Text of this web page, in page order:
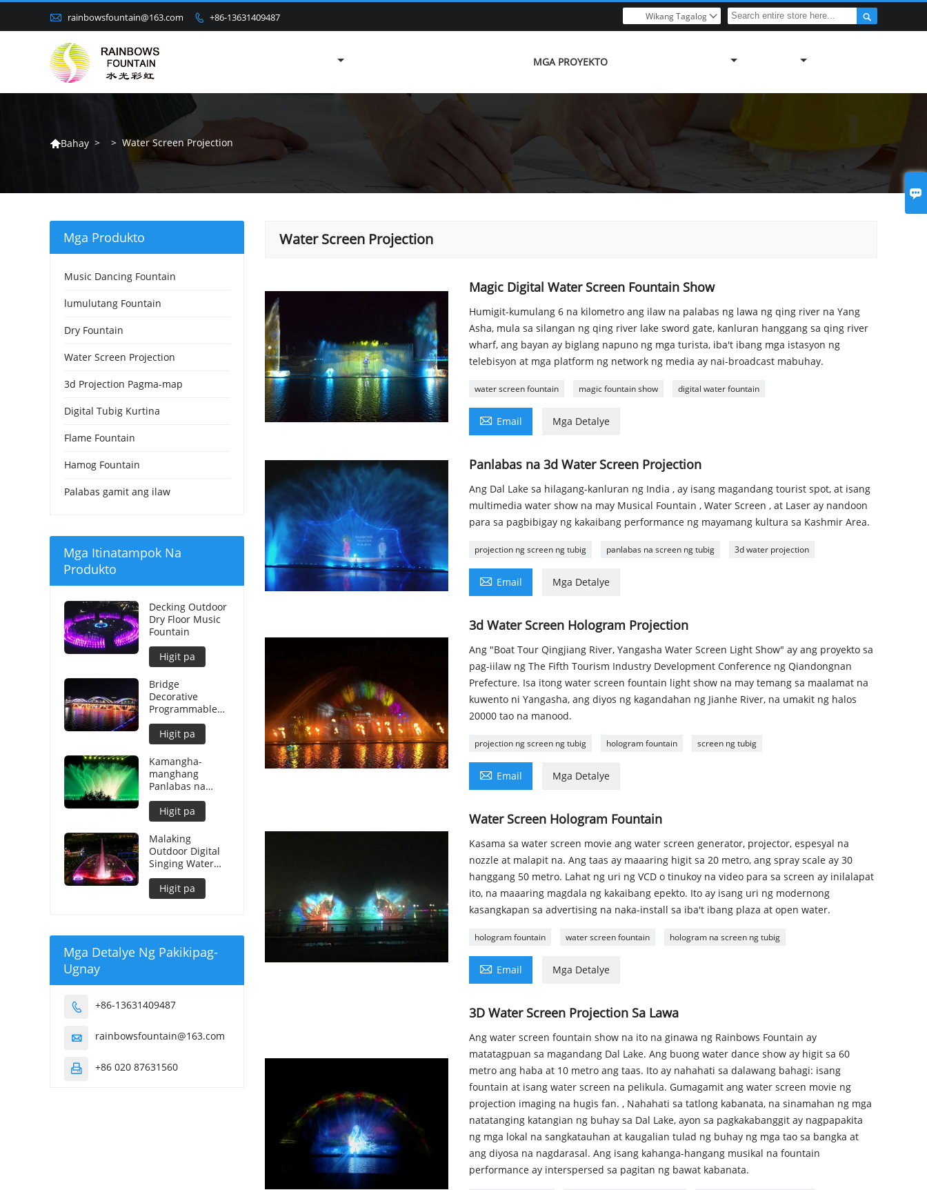

 rainbowsfountain@163.com  +86-13631409487 
Wikang Tagalog 
MGA PROYEKTO
Bahay > > Water Screen Projection
Water Screen Projection
Magic Digital Water Screen Fountain Show
Humigit-kumulang 6 na kilometro ang ilaw na palabas ng lawa ng qing river na Yang
Asha, mula sa silangan ng qing river lake sword gate, kanluran hanggang sa qing river
wharf, ang bayan ay biglang napuno ng mga turista, iba't ibang mga istasyon ng
telebisyon at mga platform ng network ng media ay nai-broadcast mabuhay.
water screen fountain magic fountain show digital water fountain
 Email Mga Detalye
Panlabas na 3d Water Screen Projection
Ang Dal Lake sa hilagang-kanluran ng India , ay isang magandang tourist spot, at isang
multimedia water show na may Musical Fountain , Water Screen , at Laser ay nandoon
para sa pagbibigay ng kakaibang performance ng mayamang kultura sa Kashmir Area.
projection ng screen ng tubig panlabas na screen ng tubig 3d water projection
 Email Mga Detalye
3d Water Screen Hologram Projection
Ang "Boat Tour Qingjiang River, Yangasha Water Screen Light Show" ay ang proyekto sa
pag-iilaw ng The Fifth Tourism Industry Development Conference ng Qiandongnan
Prefecture. Isa itong water screen fountain light show na may temang sa maalamat na
kuwento ni Yangasha, ang diyos ng kagandahan ng Jianhe River, na umakit ng halos
20000 tao na manood.
projection ng screen ng tubig hologram fountain screen ng tubig
 Email Mga Detalye
Water Screen Hologram Fountain
Kasama sa water screen movie ang water screen generator, projector, espesyal na
nozzle at malapit na. Ang taas ay maaaring higit sa 20 metro, ang spray scale ay 30
hanggang 50 metro. Lahat ng uri ng VCD o tinukoy na video para sa screen ay inilalapat
ito, na maaaring magdala ng kakaibang epekto. Ito ay isang uri ng modernong
kasangkapan sa advertising na naka-install sa iba't ibang plaza at open water.
hologram fountain water screen fountain hologram na screen ng tubig
 Email Mga Detalye
3D Water Screen Projection Sa Lawa
Ang water screen fountain show na ito na ginawa ng Rainbows Fountain ay
matatagpuan sa magandang Dal Lake. Ang buong water dance show ay higit sa 60
metro ang haba at 10 metro ang taas. Ito ay nahahati sa dalawang bahagi: isang
fountain at isang water screen na pelikula. Gumagamit ang water screen movie ng
projection imaging na hugis fan. , Nahahati sa tatlong kabanata, na sinamahan ng mga
natatanging katangian ng buhay sa Dal Lake, ayon sa pagkakabanggit ay nagpapakita
ng mga lokal na sangkatauhan at kaugalian tulad ng buhay ng mga tao sa bangka at
ang diyosa na nagdarasal. Ang isang kahanga-hangang musikal na fountain
performance ay interspersed sa pagitan ng bawat kabanata.
Mga Produkto
Music Dancing Fountain
lumulutang Fountain
Dry Fountain
Water Screen Projection
3d Projection Pagma-map
Digital Tubig Kurtina
Flame Fountain
Hamog Fountain
Palabas gamit ang ilaw
Mga Itinatampok Na
Produkto
Decking Outdoor
Dry Floor Music
Fountain
Higit pa
Bridge
Decorative
Programmable
Graphical Water
Curtain
Higit pa
Kamangha-
manghang
Panlabas na
Dekorasyon
Malaking Musical
Water Fountain
Higit pa
Malaking
Outdoor Digital
Singing Water
Fountain
Higit pa
Mga Detalye Ng Pakikipag-
Ugnay
 +86-13631409487
 rainbowsfountain@163.com
 +86 020 87631560